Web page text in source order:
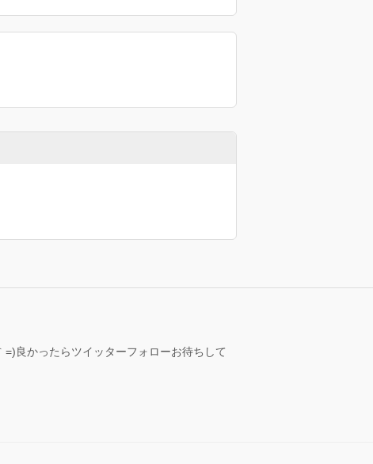
良かったらツイッターフォローお待ちして